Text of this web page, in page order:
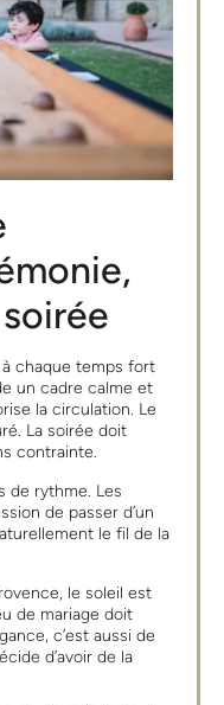
chaque temps fort
un cadre calme et
la circulation. Le
La soirée doit
contrainte.
de rythme. Les
de passer d’un
le fil de la
le soleil est
de mariage doit
c’est aussi de
d’avoir de la